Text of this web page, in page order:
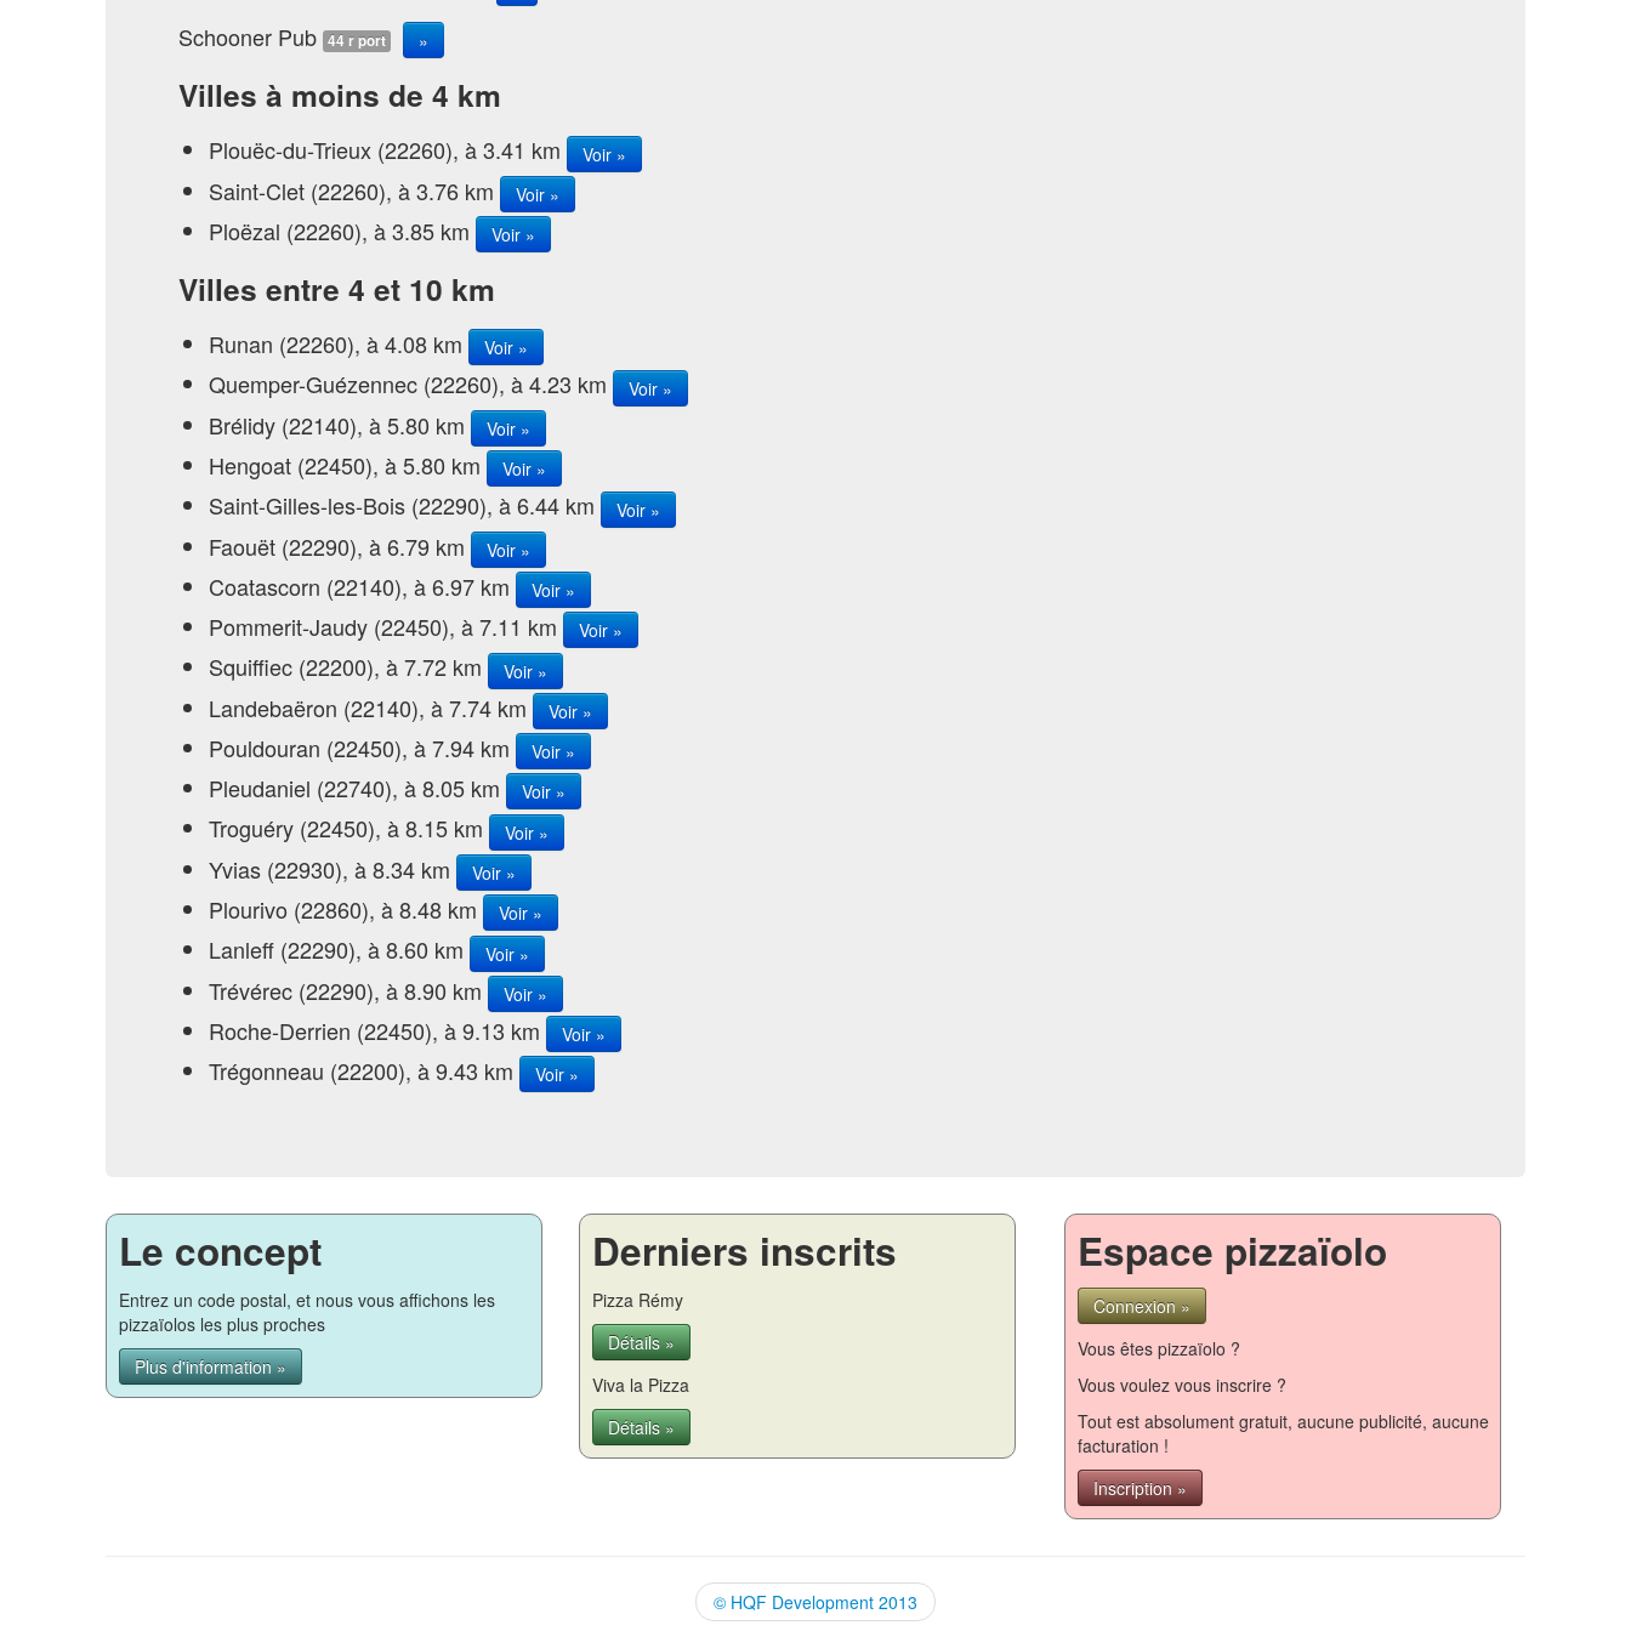
Schooner Pub 44 r port »
Villes à moins de 4 km
Plouëc-du-Trieux (22260), à 3.41 km Voir »
Saint-Clet (22260), à 3.76 km Voir »
Ploëzal (22260), à 3.85 km Voir »
Villes entre 4 et 10 km
Runan (22260), à 4.08 km Voir »
Quemper-Guézennec (22260), à 4.23 km Voir »
Brélidy (22140), à 5.80 km Voir »
Hengoat (22450), à 5.80 km Voir »
Saint-Gilles-les-Bois (22290), à 6.44 km Voir »
Faouët (22290), à 6.79 km Voir »
Coatascorn (22140), à 6.97 km Voir »
Pommerit-Jaudy (22450), à 7.11 km Voir »
Squiffiec (22200), à 7.72 km Voir »
Landebaëron (22140), à 7.74 km Voir »
Pouldouran (22450), à 7.94 km Voir »
Pleudaniel (22740), à 8.05 km Voir »
Troguéry (22450), à 8.15 km Voir »
Yvias (22930), à 8.34 km Voir »
Plourivo (22860), à 8.48 km Voir »
Lanleff (22290), à 8.60 km Voir »
Trévérec (22290), à 8.90 km Voir »
Roche-Derrien (22450), à 9.13 km Voir »
Trégonneau (22200), à 9.43 km Voir »
Le concept
Entrez un code postal, et nous vous affichons les
pizzaïolos les plus proches
Plus d'information »
Derniers inscrits
Pizza Rémy
Détails »
Viva la Pizza
Détails »
Espace pizzaïolo
Connexion »
Vous êtes pizzaïolo ?
Vous voulez vous inscrire ?
Tout est absolument gratuit, aucune publicité, aucune
facturation !
Inscription »
© HQF Development 2013